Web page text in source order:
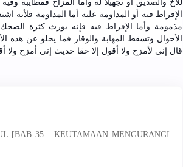
الإفراط فيه أو المداومة عليه أما المداومة فلأنه
مذمومة وأما الإفراط فيه فإنه يورث كثرة
الأحوال وتسقط المهابة والوقار فما يخلو عن هذه
قال إني لأمزح ولا أقول إلا حقا حديث إني أمزح ولا
[BAB 35 : KEUTAMAAN MENGURANGI